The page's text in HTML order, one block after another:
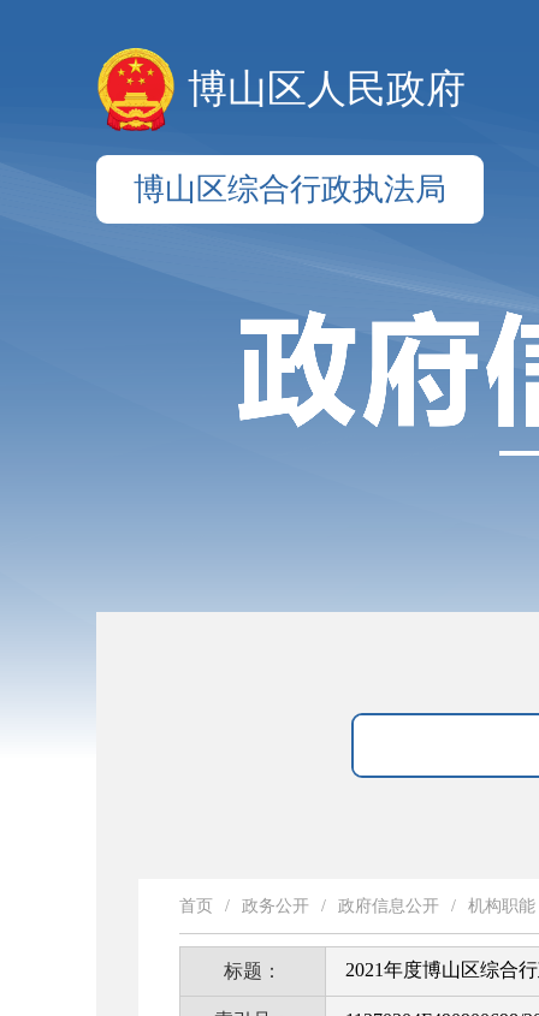
博山区人民政府
博山区综合行政执法局
首页 / 政务公开 / 政府信息公开 / 机构职能
标题： 2021年度博山区综合